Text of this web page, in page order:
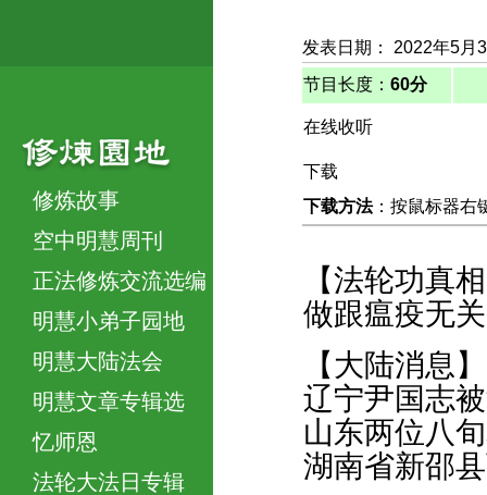
修炼故事
空中明慧周刊
正法修炼交流选编
明慧小弟子园地
明慧大陆法会
明慧文章专辑选
忆师恩
法轮大法日专辑
发表日期： 2022年5月
节目长度： 60分
在线收听
下载
下载方法：按鼠标器右
【法轮功真
做跟瘟疫无
【大陆消息】
辽宁尹国志
山东两位八
湖南省新邵